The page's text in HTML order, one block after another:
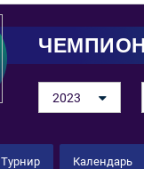
2023
Турнир Календарь